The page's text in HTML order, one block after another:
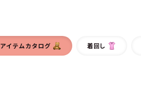
アイテムカタログ 着回し